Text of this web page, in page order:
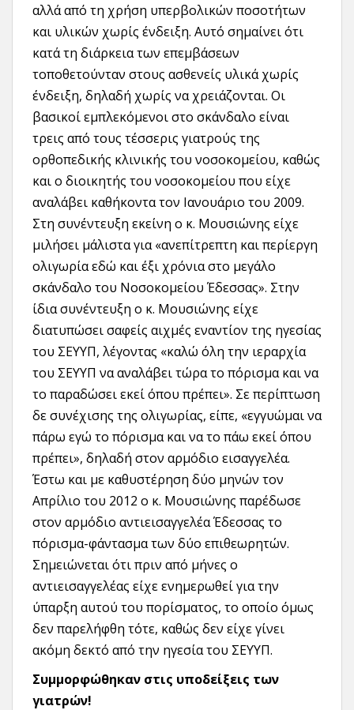
αλλά από τη χρήση υπερβολικών ποσοτήτων
και υλικών χωρίς ένδειξη. Αυτό σημαίνει ότι
κατά τη διάρκεια των επεμβάσεων
τοποθετούνταν στους ασθενείς υλικά χωρίς
ένδειξη, δηλαδή χωρίς να χρειάζονται. Οι
βασικοί εμπλεκόμενοι στο σκάνδαλο είναι
τρεις από τους τέσσερις γιατρούς της
ορθοπεδικής κλινικής του νοσοκομείου, καθώς
και ο διοικητής του νοσοκομείου που είχε
αναλάβει καθήκοντα τον Ιανουάριο του 2009.
Στη συνέντευξη εκείνη ο κ. Μουσιώνης είχε
μιλήσει μάλιστα για «ανεπίτρεπτη και περίεργη
ολιγωρία εδώ και έξι χρόνια στο μεγάλο
σκάνδαλο του Νοσοκομείου Έδεσσας». Στην
ίδια συνέντευξη ο κ. Μουσιώνης είχε
διατυπώσει σαφείς αιχμές εναντίον της ηγεσίας
του ΣΕΥΥΠ, λέγοντας «καλώ όλη την ιεραρχία
του ΣΕΥΥΠ να αναλάβει τώρα το πόρισμα και να
το παραδώσει εκεί όπου πρέπει». Σε περίπτωση
δε συνέχισης της ολιγωρίας, είπε, «εγγυώμαι να
πάρω εγώ το πόρισμα και να το πάω εκεί όπου
πρέπει», δηλαδή στον αρμόδιο εισαγγελέα.
Έστω και με καθυστέρηση δύο μηνών τον
Απρίλιο του 2012 ο κ. Μουσιώνης παρέδωσε
στον αρμόδιο αντιεισαγγελέα Έδεσσας το
πόρισμα-φάντασμα των δύο επιθεωρητών.
Σημειώνεται ότι πριν από μήνες ο
αντιεισαγγελέας είχε ενημερωθεί για την
ύπαρξη αυτού του πορίσματος, το οποίο όμως
δεν παρελήφθη τότε, καθώς δεν είχε γίνει
ακόμη δεκτό από την ηγεσία του ΣΕΥΥΠ.
Συμμορφώθηκαν στις υποδείξεις των
γιατρών!